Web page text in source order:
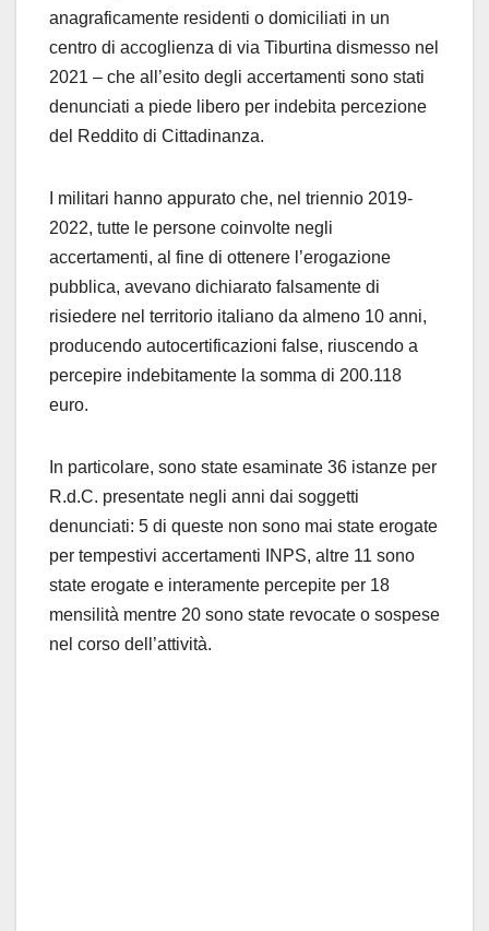
anagraficamente residenti o domiciliati in un
centro di accoglienza di via Tiburtina dismesso nel
2021 – che all’esito degli accertamenti sono stati
denunciati a piede libero per indebita percezione
del Reddito di Cittadinanza.
I militari hanno appurato che, nel triennio 2019-
2022, tutte le persone coinvolte negli
accertamenti, al fine di ottenere l’erogazione
pubblica, avevano dichiarato falsamente di
risiedere nel territorio italiano da almeno 10 anni,
producendo autocertificazioni false, riuscendo a
percepire indebitamente la somma di 200.118
euro.
In particolare, sono state esaminate 36 istanze per
R.d.C. presentate negli anni dai soggetti
denunciati: 5 di queste non sono mai state erogate
per tempestivi accertamenti INPS, altre 11 sono
state erogate e interamente percepite per 18
mensilità mentre 20 sono state revocate o sospese
nel corso dell’attività.